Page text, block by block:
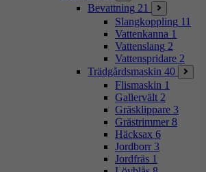
Bevattning 21
Slangkoppling 11
Vattenkanna 1
Vattenslang 2
Vattenspridare 2
Trädgårdsmaskin 40
Flismaskin 1
Gallervält 2
Gräsklippare 3
Grästrimmer 8
Häcksax 6
Jordborr 3
Jordfräs 1